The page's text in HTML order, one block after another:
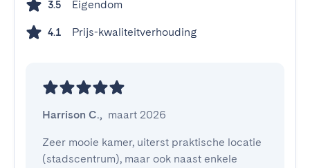
3.5 Eigendom
4.1 Prijs-kwaliteitverhouding
Harrison C., maart 2026
Zeer mooie kamer, uiterst praktische locatie
(stadscentrum), maar ook naast enkele